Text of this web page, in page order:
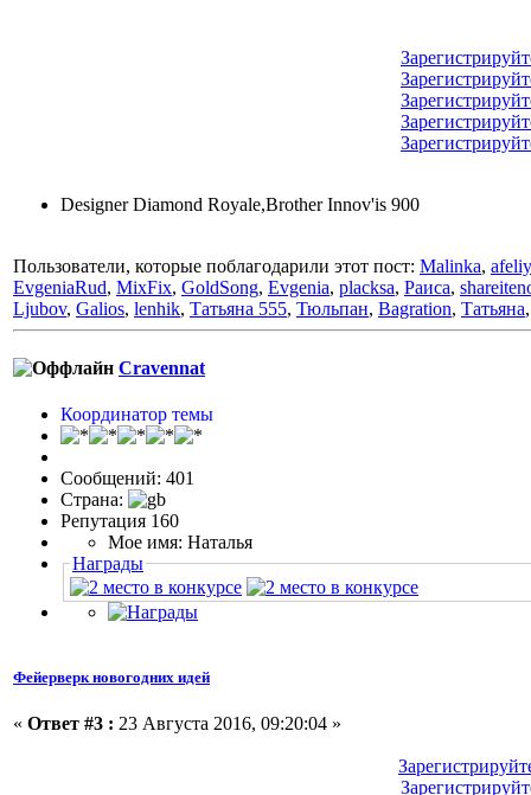
Designer Diamond Royale,Brother Innov'is 900
Пользователи, которые поблагодарили этот пост: Malinka,
EvgeniaRud, MixFix, GoldSong, Evgenia, placksa, Раиса,
Ljubov, Galios, lenhik, Татьяна 555, Тюльпан, Bagration, Татьяна
Cravennat
Координатор темы
Сообщений: 401
Страна:
Репутация 160
Мое имя: Наталья
Награды
Фейерверк новогодних идей
« Ответ #3 : 23 Августа 2016, 09:20:04 »